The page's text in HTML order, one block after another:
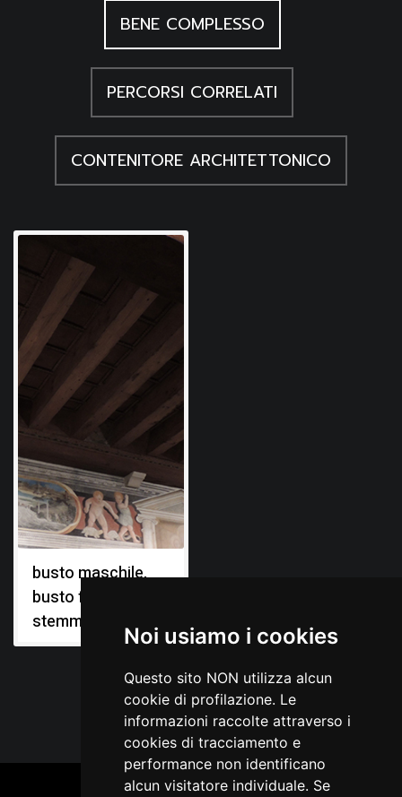
Noi usiamo i cookies
Questo sito NON utilizza alcun
cookie di profilazione. Le
informazioni raccolte attraverso i
cookies di tracciamento e
performance non identificano
alcun visitatore individuale. Se
BENE COMPLESSO
PERCORSI CORRELATI
CONTENITORE ARCHITETTONICO
busto maschile,
busto femminile,
stemmi gentilizi